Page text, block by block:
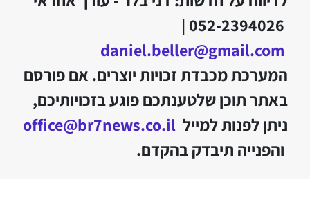
052-2394026 |
daniel.beller@gmail.com
המערכת מכבדת זכויות יוצרים. אם פורסם
באתר תוכן שלטענתכם פוגע בזכויותיכם,
ניתן לפנות למייל office@br7news.co.il
והפנייה תיבדק בהקדם.